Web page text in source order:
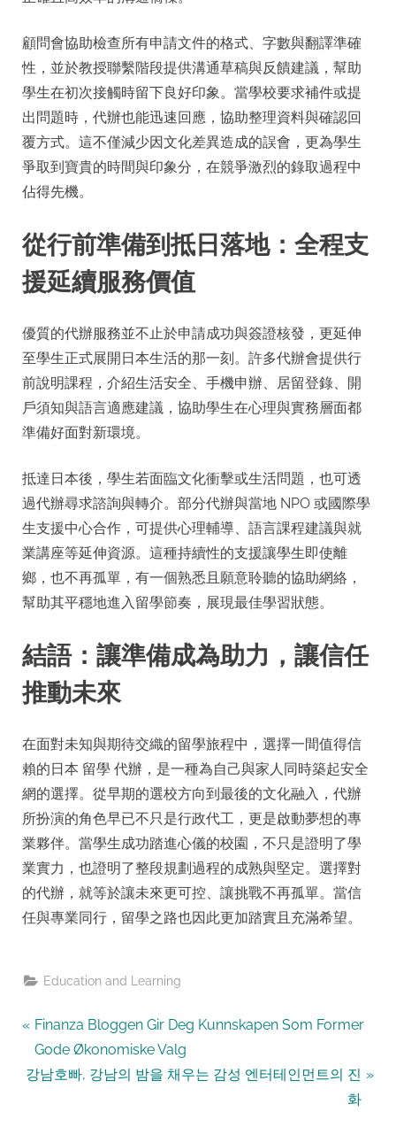
顧問會協助檢查所有申請文件的格式、字數與翻譯準確
性，並於教授聯繫階段提供溝通草稿與反饋建議，幫助
學生在初次接觸時留下良好印象。當學校要求補件或提
出問題時，代辦也能迅速回應，協助整理資料與確認回
覆方式。這不僅減少因文化差異造成的誤會，更為學生
爭取到寶貴的時間與印象分，在競爭激烈的錄取過程中
佔得先機。
從行前準備到抵日落地：全程支
援延續服務價值
優質的代辦服務並不止於申請成功與簽證核發，更延伸
至學生正式展開日本生活的那一刻。許多代辦會提供行
前說明課程，介紹生活安全、手機申辦、居留登錄、開
戶須知與語言適應建議，協助學生在心理與實務層面都
準備好面對新環境。
抵達日本後，學生若面臨文化衝擊或生活問題，也可透
過代辦尋求諮詢與轉介。部分代辦與當地 NPO 或國際學
生支援中心合作，可提供心理輔導、語言課程建議與就
業講座等延伸資源。這種持續性的支援讓學生即使離
鄉，也不再孤單，有一個熟悉且願意聆聽的協助網絡，
幫助其平穩地進入留學節奏，展現最佳學習狀態。
結語：讓準備成為助力，讓信任
推動未來
在面對未知與期待交織的留學旅程中，選擇一間值得信
賴的日本 留學 代辦，是一種為自己與家人同時築起安全
網的選擇。從早期的選校方向到最後的文化融入，代辦
所扮演的角色早已不只是行政代工，更是啟動夢想的專
業夥伴。當學生成功踏進心儀的校園，不只是證明了學
業實力，也證明了整段規劃過程的成熟與堅定。選擇對
的代辦，就等於讓未來更可控、讓挑戰不再孤單。當信
任與專業同行，留學之路也因此更加踏實且充滿希望。
Education and Learning
Post
navigation
P
r
e
Finanza Bloggen Gir Deg Kunnskapen Som Former
Gode Økonomiske Valg
N
강남호빠, 강남의 밤을 채우는 감성 엔터테인먼트의 진
화